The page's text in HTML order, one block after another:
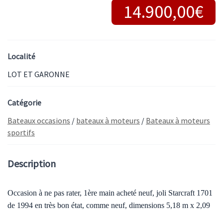
14.900,00€
Localité
LOT ET GARONNE
Catégorie
Bateaux occasions / bateaux à moteurs / Bateaux à moteurs
sportifs
Description
Occasion à ne pas rater, 1ère main acheté neuf, joli Starcraft 1701
de 1994 en très bon état, comme neuf, dimensions 5,18 m x 2,09